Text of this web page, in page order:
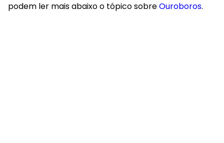
podem ler mais abaixo o tópico sobreOuroboros.